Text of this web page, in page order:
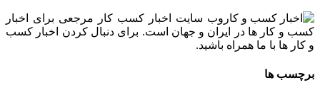
وب سایت اخبار کسب کار مرجعی برای اخبار
کسب و کار ها در ایران و جهان است. برای دنبال کردن اخبار کسب
و کار ها با ما همراه باشید.
برچسب ها